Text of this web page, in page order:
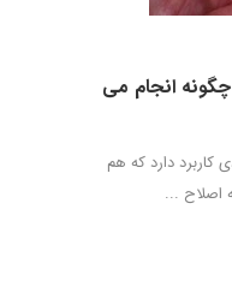
انجام می
کاربرد دارد که هم
اصلاح ...